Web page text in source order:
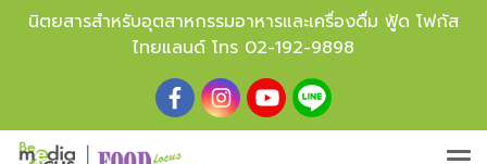
นิตยสารสำหรับอุตสาหกรรมอาหารและเครื่องดื่ม ฟู้ด โฟกัส
ไทยแลนด์ โทร 02-192-9898